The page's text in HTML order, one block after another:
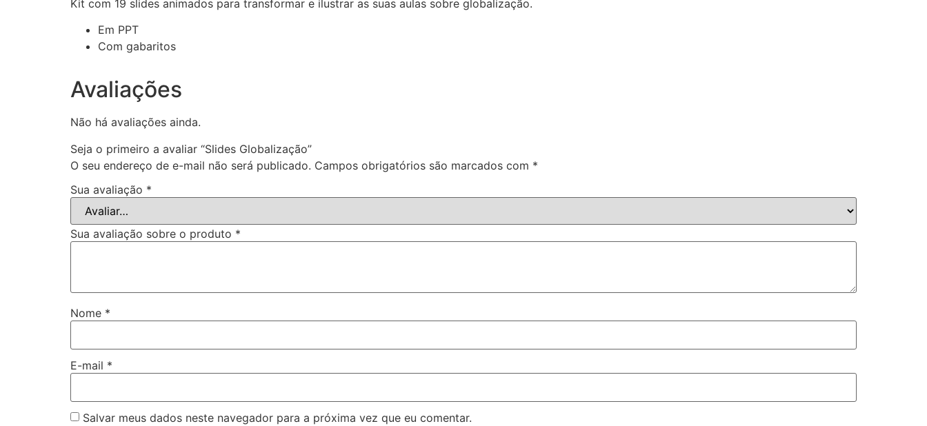
Kit com 19 slides animados para transformar e ilustrar as suas aulas sobre globalização.
Em PPT
Com gabaritos
Avaliações
Não há avaliações ainda.
Seja o primeiro a avaliar “Slides Globalização”
O seu endereço de e-mail não será publicado. Campos obrigatórios são marcados com *
Sua avaliação *
Sua avaliação sobre o produto *
Nome *
E-mail *
Salvar meus dados neste navegador para a próxima vez que eu comentar.